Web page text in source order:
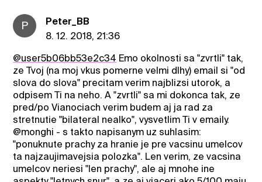
P
Peter_BB
8. 12. 2018, 21:36
@user5b06bb53e2c34 Emo okolnosti sa "zvrtli" tak,
ze Tvoj (na moj vkus pomerne velmi dlhy) email si "od
slova do slova" precitam verim najblizsi utorok, a
odpisem Ti na neho. A "zvrtli" sa mi dokonca tak, ze
pred/po Vianociach verim budem aj ja rad za
stretnutie "bilateral nealko", vysvetlim Ti v emaily.
@monghi - s takto napisanym uz suhlasim:
"ponuknute prachy za hranie je pre vacsinu umelcov
ta najzaujimavejsia polozka". Len verim, ze vacsina
umelcov neriesi "len prachy", ale aj mnohe ine